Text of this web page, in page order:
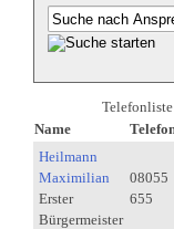
Name
Heilmann
Maximilian
Erster
Bürgermeister
08055
655